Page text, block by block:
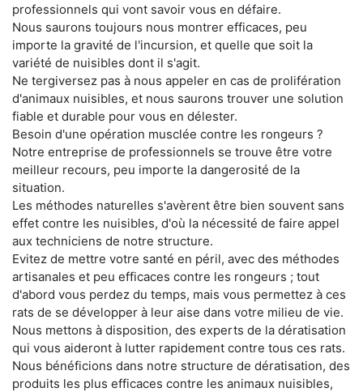
professionnels qui vont savoir vous en défaire.
Nous saurons toujours nous montrer efficaces, peu
importe la gravité de l'incursion, et quelle que soit la
variété de nuisibles dont il s'agit.
Ne tergiversez pas à nous appeler en cas de prolifération
d'animaux nuisibles, et nous saurons trouver une solution
fiable et durable pour vous en délester.
Besoin d'une opération musclée contre les rongeurs ?
Notre entreprise de professionnels se trouve être votre
meilleur recours, peu importe la dangerosité de la
situation.
Les méthodes naturelles s'avèrent être bien souvent sans
effet contre les nuisibles, d'où la nécessité de faire appel
aux techniciens de notre structure.
Evitez de mettre votre santé en péril, avec des méthodes
artisanales et peu efficaces contre les rongeurs ; tout
d'abord vous perdez du temps, mais vous permettez à ces
rats de se développer à leur aise dans votre milieu de vie.
Nous mettons à disposition, des experts de la dératisation
qui vous aideront à lutter rapidement contre tous ces rats.
Nous bénéficions dans notre structure de dératisation, des
produits les plus efficaces contre les animaux nuisibles,